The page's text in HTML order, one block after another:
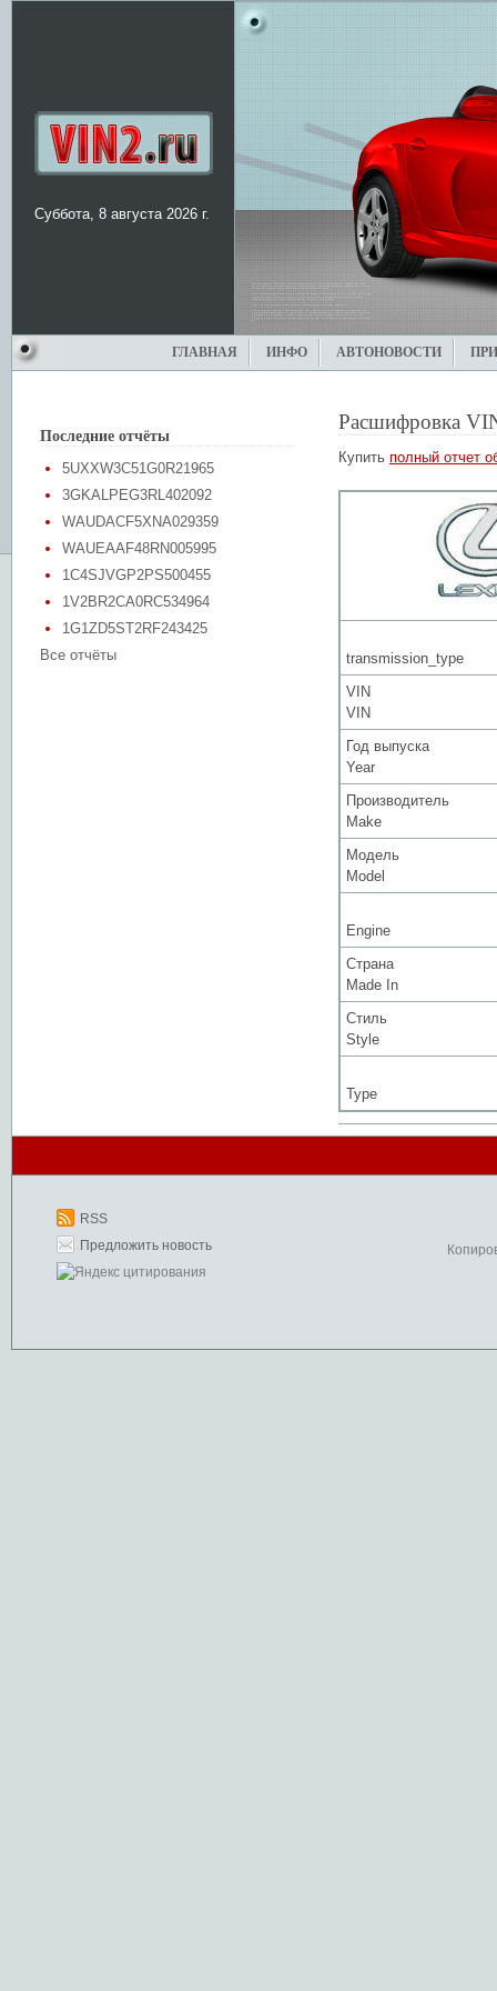
Суббота, 8 августа 2026 г.
ГЛАВНАЯ ИНФО АВТОНОВОСТИ
Последние отчёты
5UXXW3C51G0R21965
3GKALPEG3RL402092
WAUDACF5XNA029359
WAUEAAF48RN005995
1C4SJVGP2PS500455
1V2BR2CA0RC534964
1G1ZD5ST2RF243425
Все отчёты
Расшифровка
Купить полный отчет
transmission_type
VIN
VIN
Год выпуска
Year
Производитель
Make
Модель
Model
Engine
Страна
Made In
Стиль
Style
Type
RSS
Предложить новость